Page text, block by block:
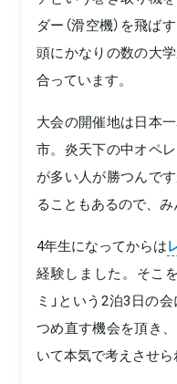
ダー（滑空機）を飛
頭にかなりの数の大
合っています。
大会の開催地は日本
市。炎天下の中オペ
が多い人が勝つんで
ることもあるので、み
4年生になってからは
経験しました。そこ
ミ」という2泊3日の
つめ直す機会を頂き
いて本気で考えさせら